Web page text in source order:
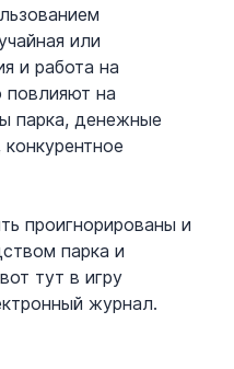
или
и работа на
на
парка, денежные
проигнорированы и
парка и
тут в игру
журнал.